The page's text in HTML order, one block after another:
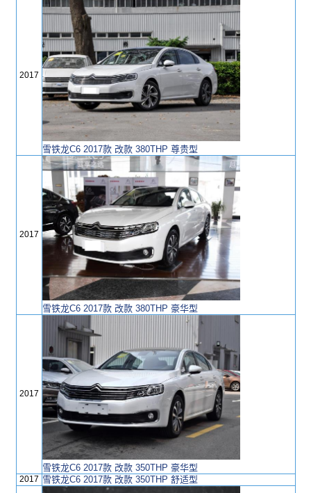
2017
雪铁龙C6 2017款 改款 380THP 尊贵型
2017
雪铁龙C6 2017款 改款 380THP 豪华型
2017
雪铁龙C6 2017款 改款 350THP 豪华型
2017 雪铁龙C6 2017款 改款 350THP 舒适型